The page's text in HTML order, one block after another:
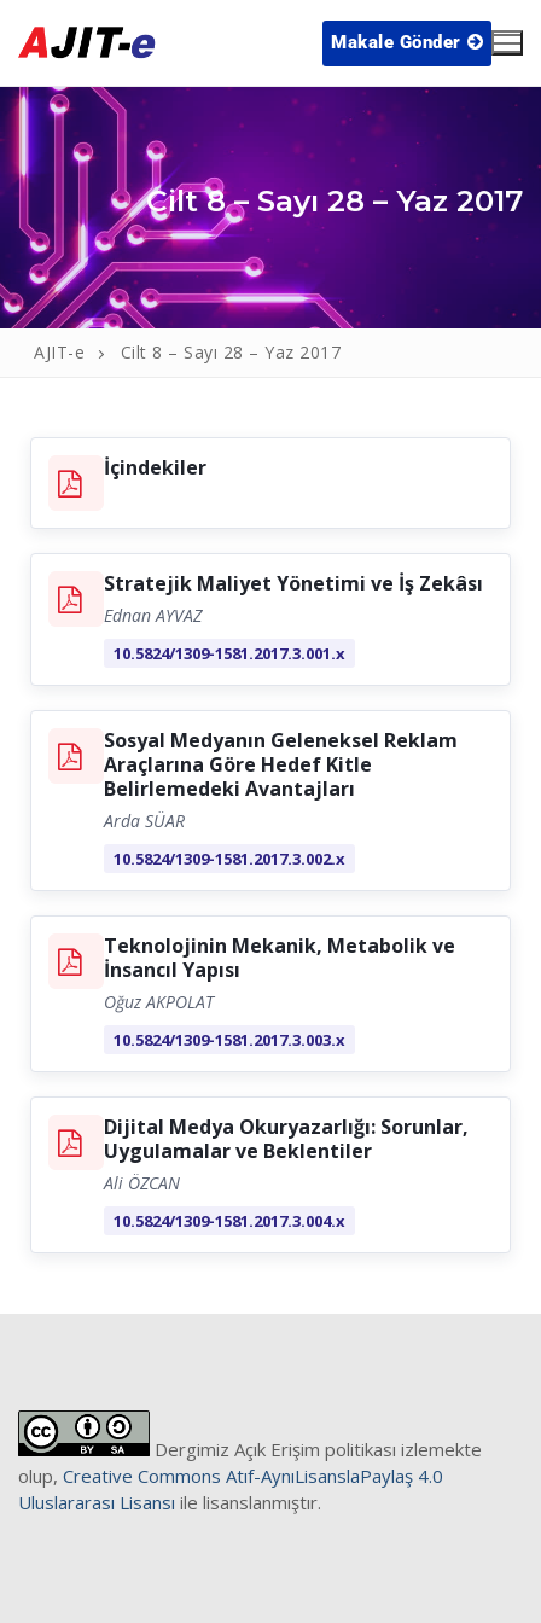
Makale Gönder
Ana Sayfa
Editör Kurulu
Blog
Cilt 8 – Sayı 28 – Yaz 2017
AJIT-e Cilt 8 – Sayı 28 – Yaz 2017
İçindekiler
Stratejik Maliyet Yönetimi ve İş Zekâsı
Ednan AYVAZ
10.5824/1309-1581.2017.3.001.x
Sosyal Medyanın Geleneksel Reklam
Araçlarına Göre Hedef Kitle
Belirlemedeki Avantajları
Arda SÜAR
10.5824/1309-1581.2017.3.002.x
Teknolojinin Mekanik, Metabolik ve
İnsancıl Yapısı
Oğuz AKPOLAT
10.5824/1309-1581.2017.3.003.x
Dijital Medya Okuryazarlığı: Sorunlar,
Uygulamalar ve Beklentiler
Ali ÖZCAN
10.5824/1309-1581.2017.3.004.x
Dergimiz Açık Erişim politikası izlemekte
olup, Creative Commons Atıf-AynıLisanslaPaylaş 4.0
Uluslararası Lisansı ile lisanslanmıştır.